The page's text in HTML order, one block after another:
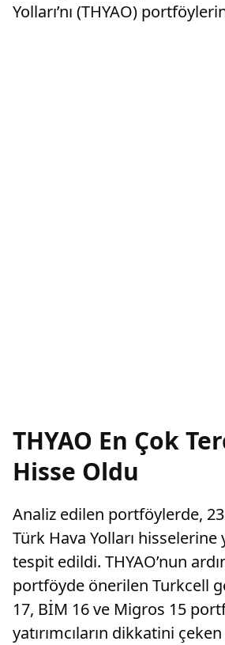
Yolları’nı (THYAO)
THYAO En Çok
Hisse Oldu
Analiz edilen portföylerde,
Türk Hava Yolları hisselerine
tespit edildi. THYAO’nun
portföyde önerilen Turkcell
17, BİM 16 ve Migros 15
yatırımcıların dikkatini